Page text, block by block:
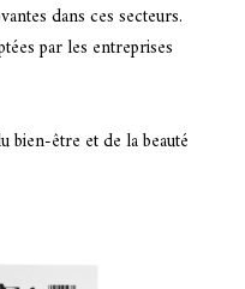
dans ces secteurs.
par les entreprises
être et de la beauté